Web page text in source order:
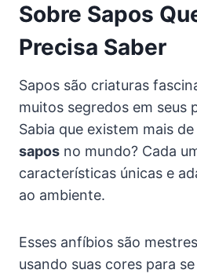
Sobre Sapos
Precisa Saber
Sapos são criaturas
muitos segredos em seus
Sabia que existem mais
sapos no mundo? Cada
características únicas e
ao ambiente.
Esses anfíbios são
usando suas cores para